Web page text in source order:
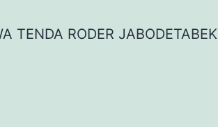
TENDA RODER JABODETABEK